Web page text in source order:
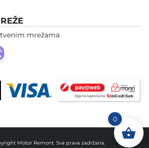
mrežama
Motor Remont. Sva prava zadržana.
0